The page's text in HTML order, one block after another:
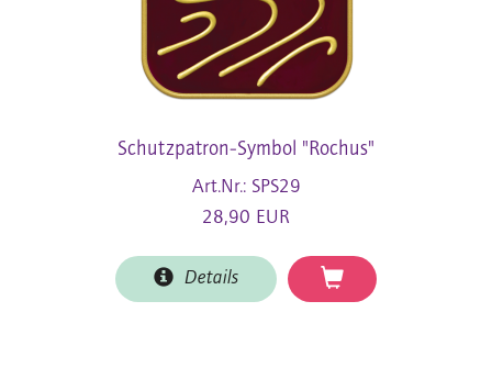
Schutzpatron-Symbol "Rochus"
Art.Nr.: SPS29
28,90 EUR
Details